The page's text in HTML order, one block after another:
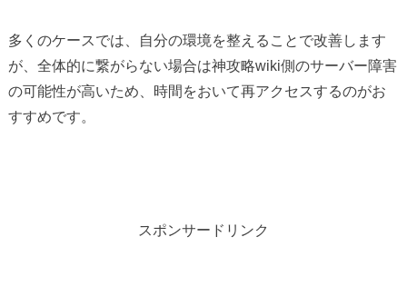
多くのケースでは、自分の環境を整えることで改善します
が、全体的に繋がらない場合は神攻略wiki側のサーバー障害
の可能性が高いため、時間をおいて再アクセスするのがお
すすめです。
スポンサードリンク